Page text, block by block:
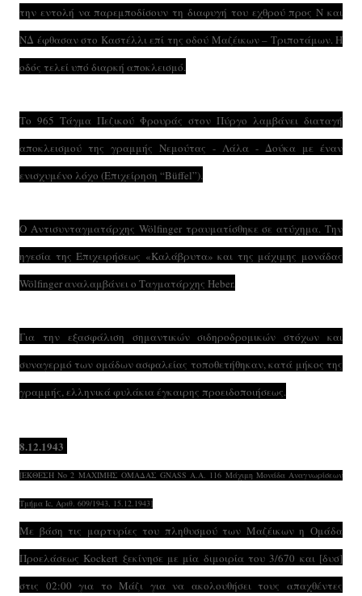
την εντολή να παρεμποδίσουν τη διαφυγή του εχθρού προς Ν και
ΝΔ έφθασαν στο Καστέλλι επί της οδού Μαζέικων – Τριποτάμων. Η
οδός τελεί υπό διαρκή αποκλεισμό.
Το 965 Τάγμα Πεζικού Φρουράς στον Πύργο λαμβάνει διαταγή
αποκλεισμού της γραμμής Νεμούτας - Λάλα - Δούκα με έναν
ενισχυμένο λόχο (Επιχείρηση “Büffel”).
Ο Αντισυνταγματάρχης Wölfinger τραυματίσθηκε σε ατύχημα. Την
ηγεσία της Επιχειρήσεως «Καλάβρυτα» και της μάχιμης μονάδας
Wölfinger αναλαμβάνει ο Ταγματάρχης Heber.
Για την εξασφάλιση σημαντικών σιδηροδρομικών στόχων και
συναγερμό των ομάδων ασφαλείας τοποθετήθηκαν, κατά μήκος της
γραμμής, ελληνικά φυλάκια έγκαιρης προειδοποιήσεως.
8.12.1943
[ΕΚΘΕΣΗ Νο 2 ΜΑΧΙΜΗΣ ΟΜΑΔΑΣ GNASS Α.Α. 116 Μάχιμη Μονάδα Αναγνωρίσεων
Τμήμα Ic, Αριθ. 609/1943, 15.12.1943]
Με βάση τις μαρτυρίες του πληθυσμού των Μαζέικων η Ομάδα
Προελάσεως Kockert ξεκίνησε με μία διμοιρία του 3/670 και [δυσ]
στις 02:00 για το Μάζι για να ακολουθήσει τους απαχθέντες